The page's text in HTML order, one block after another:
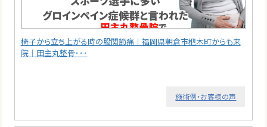
椅子から立ち上がる時の股関節痛｜福岡県朝倉市杷木町からも来
院｜田主丸整骨･･･
施術例・お客様の声